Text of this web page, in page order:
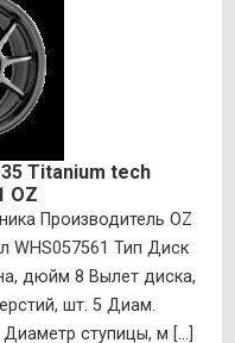
Titanium tech
OZ
Производитель OZ
WHS057561 Тип Диск
дюйм 8 Вылет диска,
шт. 5 Диам.
ступицы, м [...]